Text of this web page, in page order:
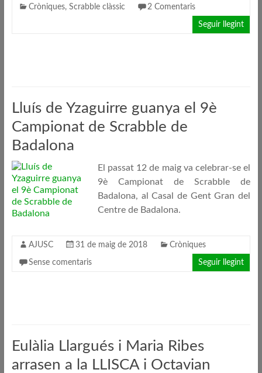
Cròniques, Scrabble clàssic 2 Comentaris
Seguir llegint
Lluís de Yzaguirre guanya el 9è
Campionat de Scrabble de
Badalona
El passat 12 de maig va celebrar-se el
9è Campionat de Scrabble de
Badalona, al Casal de Gent Gran del
Centre de Badalona.
AJUSC 31 de maig de 2018 Cròniques
Sense comentaris Seguir llegint
Eulàlia Llargués i Maria Ribes
arrasen a la LLISCA i Octavian